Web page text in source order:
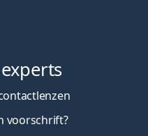
voorschrift?